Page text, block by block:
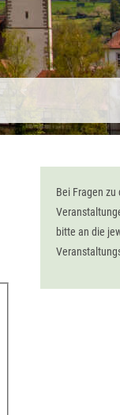
Bei Fragen zu
bitte an die